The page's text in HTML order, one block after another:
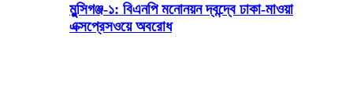
মুন্সিগঞ্জ-১: বিএনপি মনোনয়ন দ্বন্দ্বে ঢাকা-মাওয়া
এক্সপ্রেসওয়ে অবরোধ